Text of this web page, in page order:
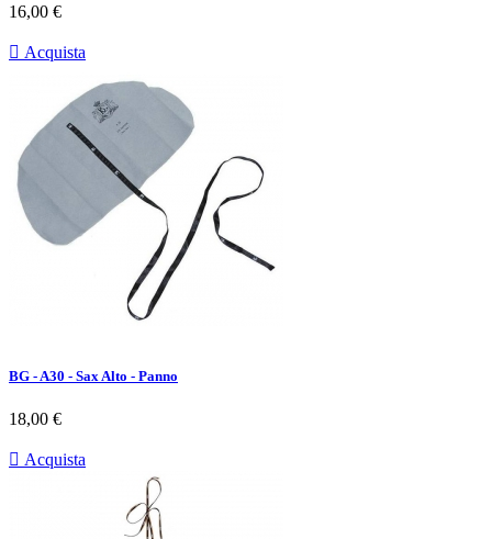
Prezzo
16,00 €
 Acquista
BG - A30 - Sax Alto - Panno
Prezzo
18,00 €
 Acquista